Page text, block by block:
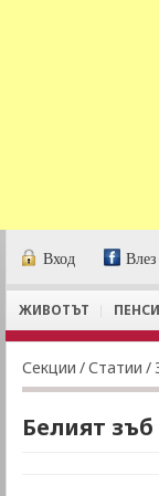
Вход
ЖИВОТЪТ
Секции /Статии /
Белият зъб